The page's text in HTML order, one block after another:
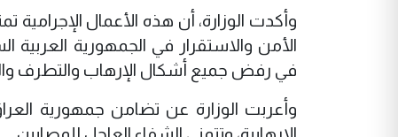
وأكدت الوزارة، أن هذه الأعمال
الأمن والاستقرار في الجمهورية
في رفض جميع أشكال الإرهاب والتطرف
وأعربت الوزارة عن تضامن جمهورية